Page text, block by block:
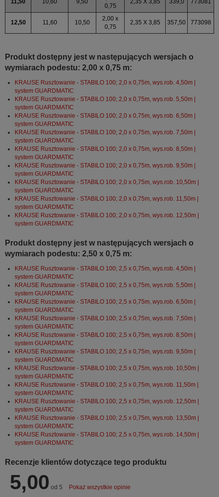
11,50 10,60 9,50
0,75
2,35 X 3,85 339,0 773081
12,50 11,60 10,50
2,00 x
0,75
2,35 X 3,85 357,50 773098
Produkt dostępny jest w następujących wersjach o
wymiarach podestu: 2,00 x 0,75 m:
KRAUSE Rusztowanie - STABILO 100; 2,0 x 0,75m, wys.rob. 4,50m |
system GUARDMATIC
KRAUSE Rusztowanie - STABILO 100; 2,0 x 0,75m, wys.rob. 5,50m |
system GUARDMATIC
KRAUSE Rusztowanie - STABILO 100; 2,0 x 0,75m, wys.rob. 6,50m |
system GUARDMATIC
KRAUSE Rusztowanie - STABILO 100; 2,0 x 0,75m, wys.rob. 7,50m |
system GUARDMATIC
KRAUSE Rusztowanie - STABILO 100; 2,0 x 0,75m, wys.rob. 8,50m |
system GUARDMATIC
KRAUSE Rusztowanie - STABILO 100; 2,0 x 0,75m, wys.rob. 9,50m |
system GUARDMATIC
KRAUSE Rusztowanie - STABILO 100; 2,0 x 0,75m, wys.rob. 10,50m |
system GUARDMATIC
KRAUSE Rusztowanie - STABILO 100; 2,0 x 0,75m, wys.rob. 11,50m |
system GUARDMATIC
KRAUSE Rusztowanie - STABILO 100; 2,0 x 0,75m, wys.rob. 12,50m |
system GUARDMATIC
Produkt dostępny jest w następujących wersjach o
wymiarach podestu: 2,50 x 0,75 m:
KRAUSE Rusztowanie - STABILO 100; 2,5 x 0,75m, wys.rob. 4,50m |
system GUARDMATIC
KRAUSE Rusztowanie - STABILO 100; 2,5 x 0,75m, wys.rob. 5,50m |
system GUARDMATIC
KRAUSE Rusztowanie - STABILO 100; 2,5 x 0,75m, wys.rob. 6,50m |
system GUARDMATIC
KRAUSE Rusztowanie - STABILO 100; 2,5 x 0,75m, wys.rob. 7,50m |
system GUARDMATIC
KRAUSE Rusztowanie - STABILO 100; 2,5 x 0,75m, wys.rob. 8,50m |
system GUARDMATIC
KRAUSE Rusztowanie - STABILO 100; 2,5 x 0,75m, wys.rob. 9,50m |
system GUARDMATIC
KRAUSE Rusztowanie - STABILO 100; 2,5 x 0,75m, wys.rob. 10,50m |
system GUARDMATIC
KRAUSE Rusztowanie - STABILO 100; 2,5 x 0,75m, wys.rob. 11,50m |
system GUARDMATIC
KRAUSE Rusztowanie - STABILO 100; 2,5 x 0,75m, wys.rob. 12,50m |
system GUARDMATIC
KRAUSE Rusztowanie - STABILO 100; 2,5 x 0,75m, wys.rob. 13,50m |
system GUARDMATIC
KRAUSE Rusztowanie - STABILO 100; 2,5 x 0,75m, wys.rob. 14,50m |
system GUARDMATIC
Recenzje klientów dotyczące tego produktu
5,00 od 5 Pokaż wszystkie opinie